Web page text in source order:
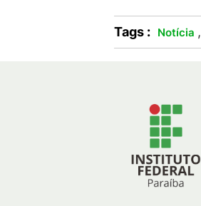
Tags : Notícia ,